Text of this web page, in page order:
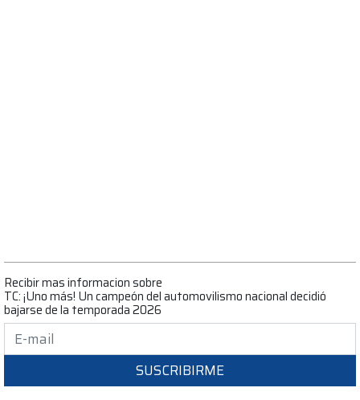
Recibir mas informacion sobre
TC: ¡Uno más! Un campeón del automovilismo nacional decidió
bajarse de la temporada 2026
SUSCRIBIRME